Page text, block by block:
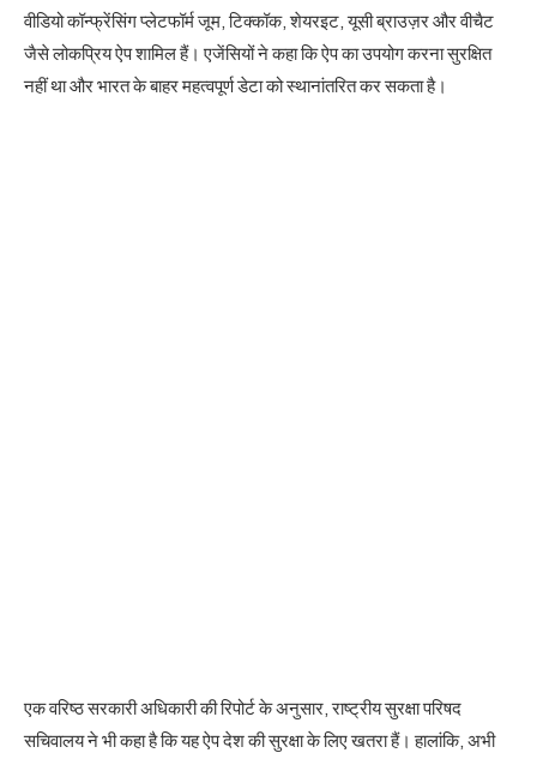
वीडियो कॉन्फ्रेंसिंग प्लेटफॉर्म जूम, टिक्कॉक, शेयरइट, यूसी ब्राउज़र और वीचैट
जैसे लोकप्रिय ऐप शामिल हैं। एजेंसियों ने कहा कि ऐप का उपयोग करना सुरक्षित
नहीं था और भारत के बाहर महत्वपूर्ण डेटा को स्थानांतरित कर सकता है।
एक वरिष्ठ सरकारी अधिकारी की रिपोर्ट के अनुसार, राष्ट्रीय सुरक्षा परिषद
सचिवालय ने भी कहा है कि यह ऐप देश की सुरक्षा के लिए खतरा हैं। हालांकि, अभी